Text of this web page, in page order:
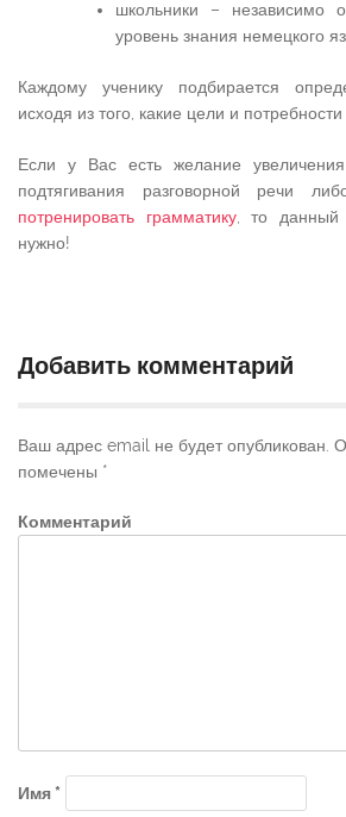
школьники – независимо
уровень знания немецкого
Каждому ученику подбирается
исходя из того, какие цели и
Если у Вас есть желание увеличения
подтягивания разговорной речи
потренировать грамматику, то данный
нужно!
Добавить комментарий
Ваш адрес email не будет опубликован.
помечены *
Комментарий
Имя*